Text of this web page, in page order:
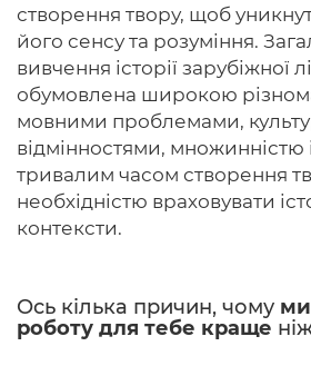
створення твору, щоб
його сенсу та розуміння.
вивчення історії зарубіжної
обумовлена ​​широкою
мовними проблемами,
відмінностями, множинністю
тривалим часом створення
необхідністю враховувати
контексти.
Ось кілька причин, чому
роботу для тебе краще